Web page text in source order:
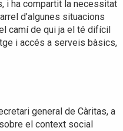
i ha compartit la necessitat
d’algunes situacions
camí de qui ja el té difícil
i accés a serveis bàsics,
general de Càritas, a
el context social